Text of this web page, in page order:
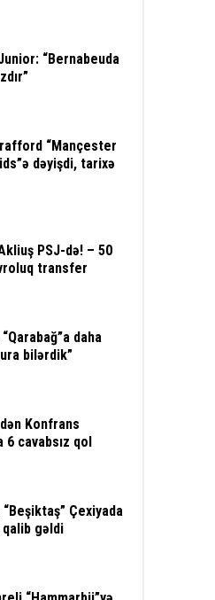
“Bernabeuda
“Mançester
dəyişdi, tarixə
PSJ-də! – 50
transfer
daha
bilərdik”
Konfrans
6 cavabsız qol
Çexiyada
gəldi